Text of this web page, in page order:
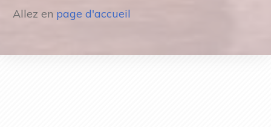
Allez en page d'accueil